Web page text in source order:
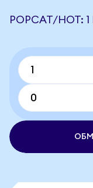
POPCAT/HOT: